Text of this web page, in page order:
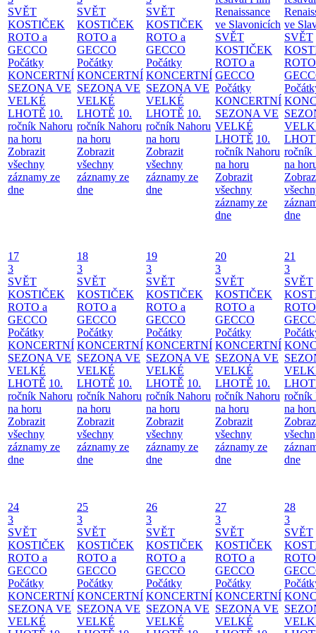
SVĚT
KOSTIČEK
ROTO a
GECCO
Počátky
KONCERTNÍ
SEZONA VE
VELKÉ
LHOTĚ 10.
ročník Nahoru
na horu
Zobrazit
všechny
záznamy ze
dne
SVĚT
KOSTIČEK
ROTO a
GECCO
Počátky
KONCERTNÍ
SEZONA VE
VELKÉ
LHOTĚ 10.
ročník Nahoru
na horu
Zobrazit
všechny
záznamy ze
dne
SVĚT
KOSTIČEK
ROTO a
GECCO
Počátky
KONCERTNÍ
SEZONA VE
VELKÉ
LHOTĚ 10.
ročník Nahoru
na horu
Zobrazit
všechny
záznamy ze
dne
Renaissance
ve Slavonicích
SVĚT
KOSTIČEK
ROTO a
GECCO
Počátky
KONCERTNÍ
SEZONA VE
VELKÉ
LHOTĚ 10.
ročník Nahoru
na horu
Zobrazit
všechny
záznamy ze
dne
ve
SVĚT
ročník
na
dne
17
3
SVĚT
KOSTIČEK
ROTO a
GECCO
Počátky
KONCERTNÍ
SEZONA VE
VELKÉ
LHOTĚ 10.
ročník Nahoru
na horu
Zobrazit
všechny
záznamy ze
dne
18
3
SVĚT
KOSTIČEK
ROTO a
GECCO
Počátky
KONCERTNÍ
SEZONA VE
VELKÉ
LHOTĚ 10.
ročník Nahoru
na horu
Zobrazit
všechny
záznamy ze
dne
19
3
SVĚT
KOSTIČEK
ROTO a
GECCO
Počátky
KONCERTNÍ
SEZONA VE
VELKÉ
LHOTĚ 10.
ročník Nahoru
na horu
Zobrazit
všechny
záznamy ze
dne
20
3
SVĚT
KOSTIČEK
ROTO a
GECCO
Počátky
KONCERTNÍ
SEZONA VE
VELKÉ
LHOTĚ 10.
ročník Nahoru
na horu
Zobrazit
všechny
záznamy ze
dne
21
3
SVĚT
ročník
na
dne
24
3
SVĚT
KOSTIČEK
ROTO a
GECCO
Počátky
KONCERTNÍ
SEZONA VE
VELKÉ
25
3
SVĚT
KOSTIČEK
ROTO a
GECCO
Počátky
KONCERTNÍ
SEZONA VE
VELKÉ
26
3
SVĚT
KOSTIČEK
ROTO a
GECCO
Počátky
KONCERTNÍ
SEZONA VE
VELKÉ
27
3
SVĚT
KOSTIČEK
ROTO a
GECCO
Počátky
KONCERTNÍ
SEZONA VE
VELKÉ
28
3
SVĚT